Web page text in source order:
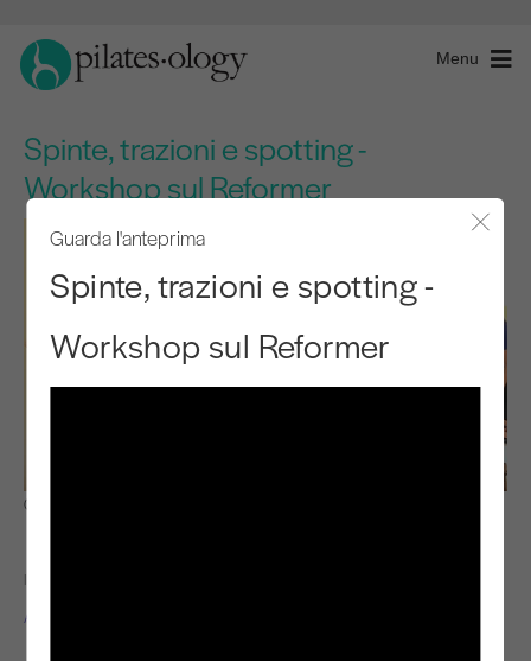
Menu
Spinte, trazioni e spotting -
Workshop sul Reformer
Guarda l'anteprima
Spinte, trazioni e spotting -
Workshop sul Reformer
Osservare e imparare
INSEGNANTE
Alisa Wyatt